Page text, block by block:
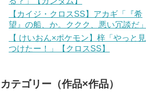
【カイジ・クロスSS】アカギ「『希
望』の船、か。ククク、悪い冗談だ」
【 けいおん×ポケモン】梓「やっと見
つけたー！」【クロスSS】
カテゴリー（作品×作品）